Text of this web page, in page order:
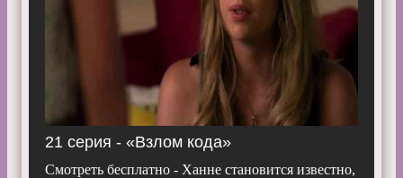
21 серия - «Взлом кода»
Смотреть бесплатно - Ханне становится известно,